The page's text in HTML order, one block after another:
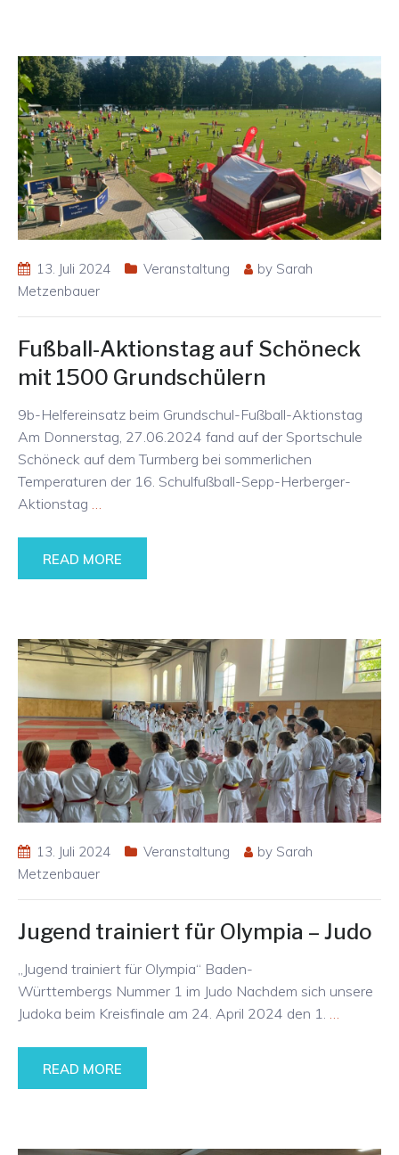
13. Juli 2024 Veranstaltung by Sarah
Metzenbauer
Fußball-Aktionstag auf Schöneck
mit 1500 Grundschülern
9b-Helfereinsatz beim Grundschul-Fußball-Aktionstag
Am Donnerstag, 27.06.2024 fand auf der Sportschule
Schöneck auf dem Turmberg bei sommerlichen
Temperaturen der 16. Schulfußball-Sepp-Herberger-
Aktionstag
READ MORE
13. Juli 2024 Veranstaltung by Sarah
Metzenbauer
Jugend trainiert für Olympia – Judo
„Jugend trainiert für Olympia“ Baden-
Württembergs Nummer 1 im Judo Nachdem sich unsere
Judoka beim Kreisfinale am 24. April 2024 den 1.
READ MORE